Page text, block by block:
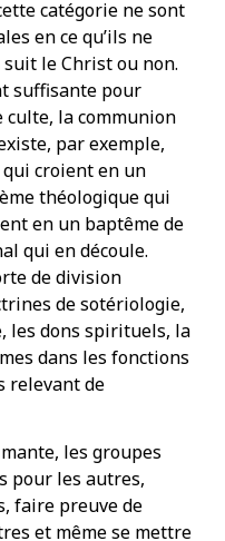
catégorie ne sont
en ce qu’ils ne
le Christ ou non.
suffisante pour
la communion
par exemple,
croient en un
théologique qui
en un baptême de
qui en découle.
de division
de sotériologie,
les dons spirituels, la
dans les fonctions
relevant de
les groupes
pour les autres,
faire preuve de
et même se mettre